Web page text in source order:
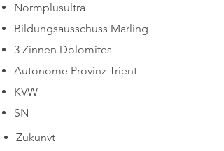
Normplusultra
Bildungsausschuss Marling
3 Zinnen Dolomites
Autonome Provinz Trient
KVW
SN
Zukunvt